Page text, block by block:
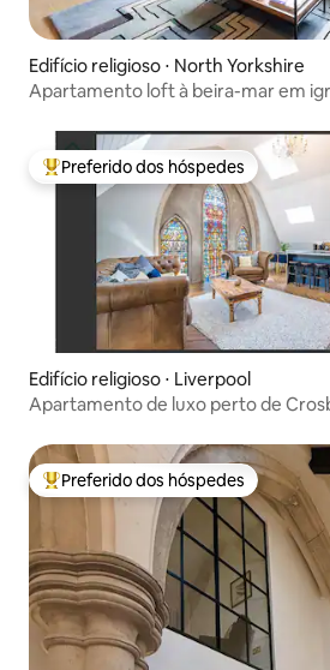
Edifício religioso ⋅ North Yorkshire
Apartamento loft à beira-mar em
Entre os melhores preferidos dos
Preferido dos hóspedes
Edifício religioso ⋅ Liverpool
Apartamento de luxo perto de
Entre os melhores preferidos dos
Preferido dos hóspedes